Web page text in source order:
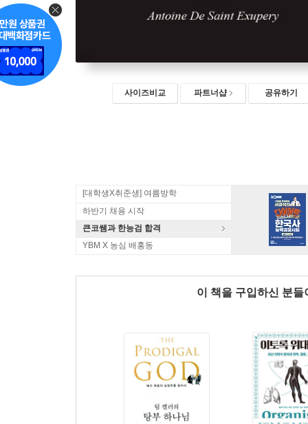
사이즈비교 파트너샵 공유하기
[대학생X취준생] 여름방학
하반기 채용 시작
큰코쌤과 한능검 합격
YBM X 농심 배홍동
이 책을 구입하신 분